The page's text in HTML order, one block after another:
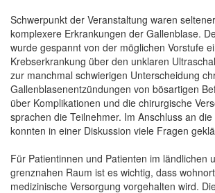
Schwerpunkt der Veranstaltung waren
komplexere Erkrankungen der Gallenblase.
wurde gespannt von der möglichen Vorstufe
Krebserkrankung über den unklaren
zur manchmal schwierigen Unterscheidung
Gallenblasenentzündungen von bösartigen
über Komplikationen und die chirurgische
sprachen die Teilnehmer. Im Anschluss an
konnten in einer Diskussion viele Fragen
Für Patientinnen und Patienten im ländlichen
grenznahen Raum ist es wichtig, dass
medizinische Versorgung vorgehalten wird.